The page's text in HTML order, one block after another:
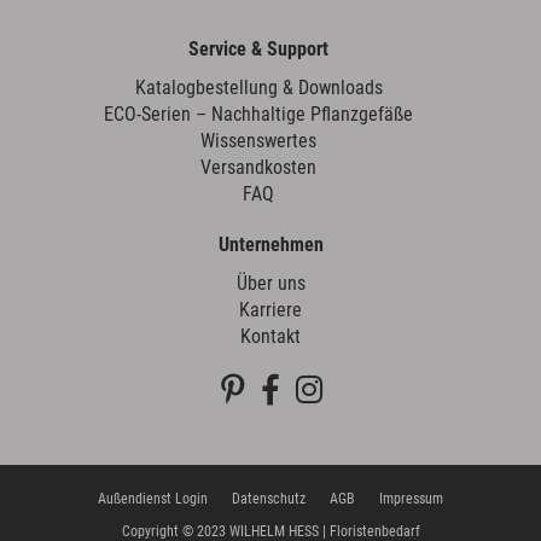
Service & Support
Katalogbestellung & Downloads
ECO-Serien – Nachhaltige Pflanzgefäße
Wissenswertes
Versandkosten
FAQ
Unternehmen
Über uns
Karriere
Kontakt
Außendienst Login Datenschutz AGB
Impressum
Copyright © 2023 WILHELM HESS | Floristenbedarf